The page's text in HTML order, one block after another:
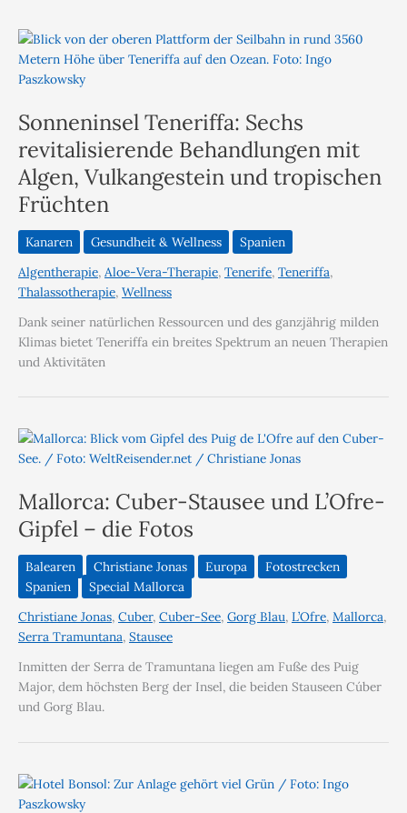
Sonneninsel Teneriffa: Sechs
revitalisierende Behandlungen mit
Algen, Vulkangestein und tropischen
Früchten
Kanaren Gesundheit & Wellness
Spanien
Algentherapie, Aloe-Vera-Therapie, Tenerife, Teneriffa,
Thalassotherapie, Wellness
Dank seiner natürlichen Ressourcen und des ganzjährig milden
Klimas bietet Teneriffa ein breites Spektrum an neuen Therapien
und Aktivitäten
Mallorca: Cuber-Stausee und L’Ofre-
Gipfel – die Fotos
Balearen Christiane Jonas Europa
Fotostrecken
Spanien
Special Mallorca
Christiane Jonas, Cuber, Cuber-See, Gorg Blau, L’Ofre, Mallorca,
Serra Tramuntana, Stausee
Inmitten der Serra de Tramuntana liegen am Fuße des Puig
Major, dem höchsten Berg der Insel, die beiden Stauseen Cúber
und Gorg Blau.